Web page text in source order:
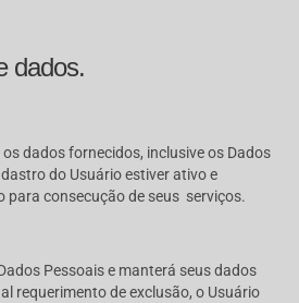
dados.
dados fornecidos, inclusive os Dados
do Usuário estiver ativo e
para consecução de seus serviços.
Pessoais e manterá seus dados
requerimento de exclusão, o Usuário